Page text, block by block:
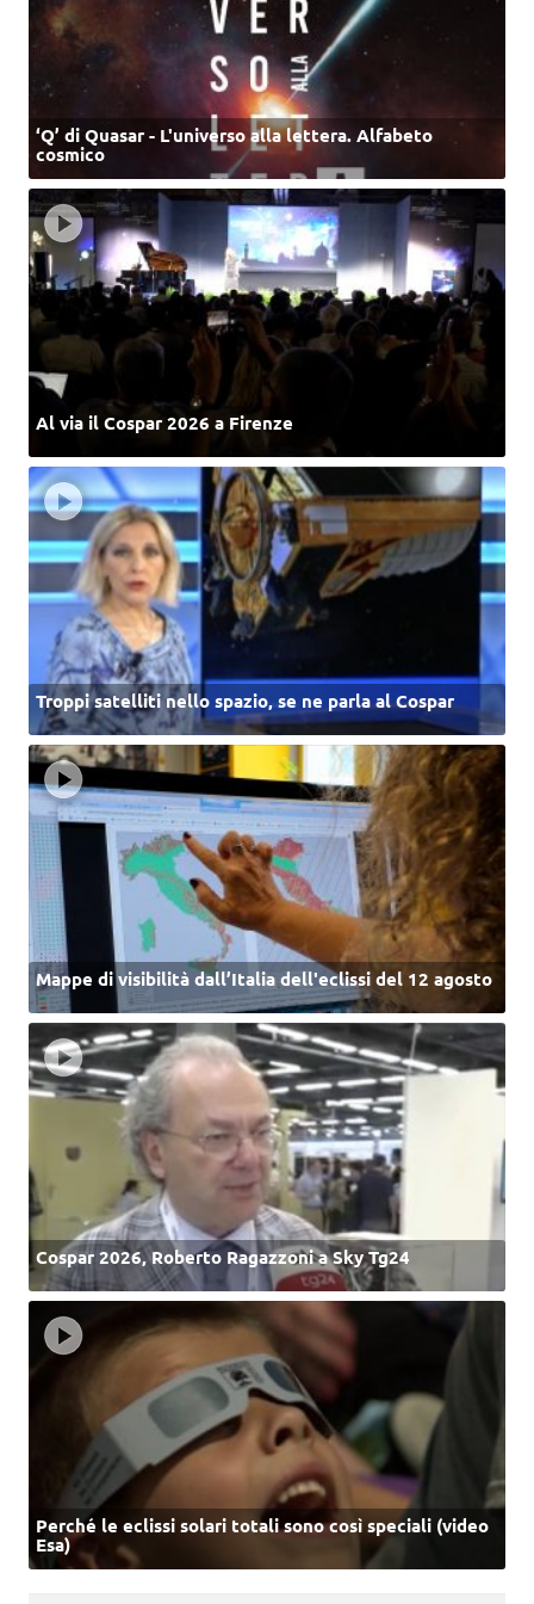
‘Q’ di Quasar - L'universo alla lettera. Alfabeto
cosmico
Al via il Cospar 2026 a Firenze
Troppi satelliti nello spazio, se ne parla al Cospar
Mappe di visibilità dall’Italia dell'eclissi del 12 agosto
Cospar 2026, Roberto Ragazzoni a Sky Tg24
Perché le eclissi solari totali sono così speciali (video
Esa)